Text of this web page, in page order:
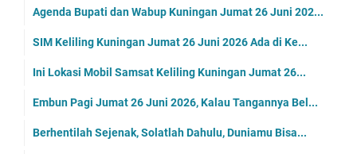
Agenda Bupati dan Wabup Kuningan Jumat 26 Juni 202...
SIM Keliling Kuningan Jumat 26 Juni 2026 Ada di Ke...
Ini Lokasi Mobil Samsat Keliling Kuningan Jumat 26...
Embun Pagi Jumat 26 Juni 2026, Kalau Tangannya Bel...
Berhentilah Sejenak, Solatlah Dahulu, Duniamu Bisa...